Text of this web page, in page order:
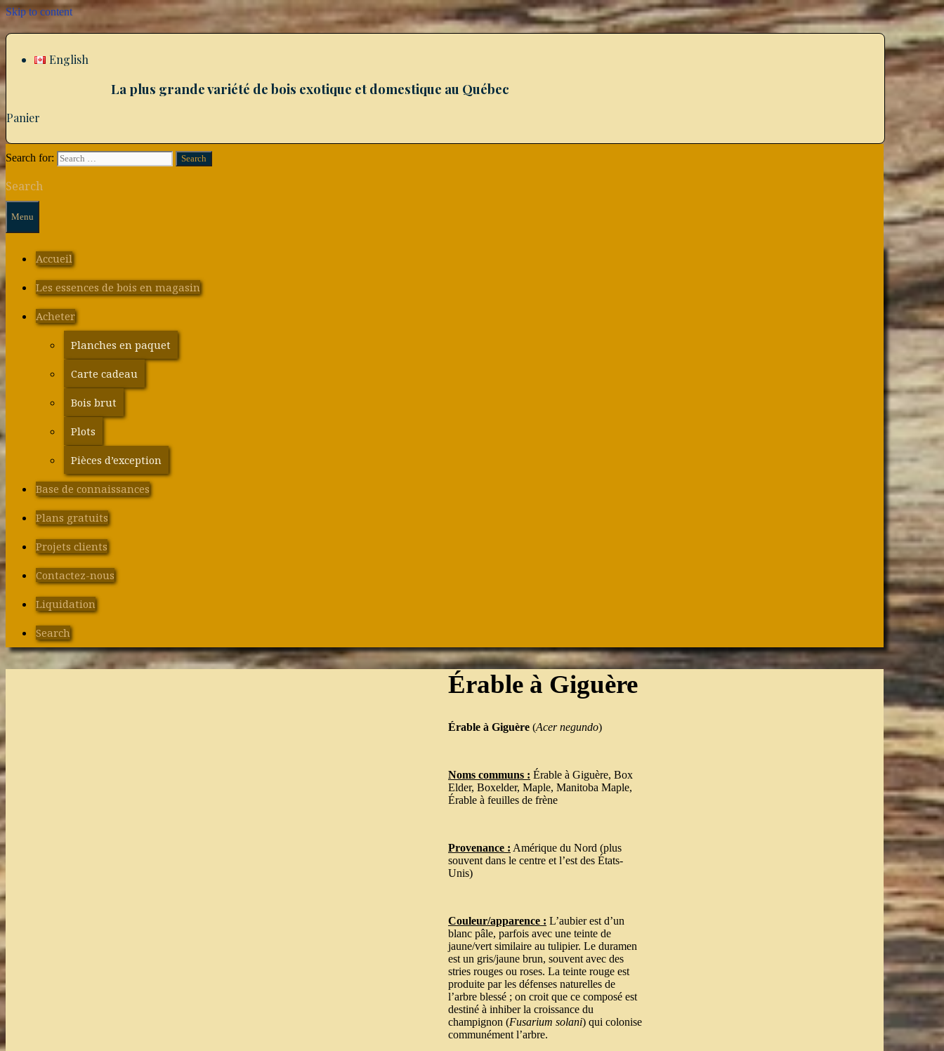
Skip to content
English
La plus grande variété de bois exotique et domestique au Québec
Panier
Search for:
Search
Menu
Accueil
Les essences de bois en magasin
Acheter
Planches en paquet
Carte cadeau
Bois brut
Plots
Pièces d’exception
Base de connaissances
Plans gratuits
Projets clients
Contactez-nous
Liquidation
Search
Érable à Giguère
Érable à Giguère (Acer negundo)
Noms communs : Érable à Giguère, Box
Elder, Boxelder, Maple, Manitoba Maple,
Érable à feuilles de frène
Provenance : Amérique du Nord (plus
souvent dans le centre et l’est des États-
Unis)
Couleur/apparence : L’aubier est d’un
blanc pâle, parfois avec une teinte de
jaune/vert similaire au tulipier. Le duramen
est un gris/jaune brun, souvent avec des
stries rouges ou roses. La teinte rouge est
produite par les défenses naturelles de
l’arbre blessé ; on croit que ce composé est
destiné à inhiber la croissance du
champignon (Fusarium solani) qui colonise
communément l’arbre.